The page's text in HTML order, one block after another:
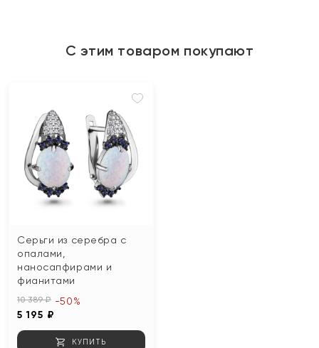
С этим товаром покупают
Серьги из серебра с
опалами,
наносапфирами и
фианитами
10 389 ₽
5 195 ₽
-50%
КУПИТЬ